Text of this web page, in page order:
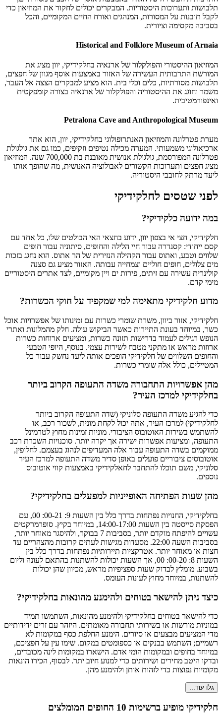
תלבושות ותערוכות היסטוריות. המבקרים יכולים לחקור את המוזיאון כדי
לקבל תובנות על המסורות, המנהגים ואורח החיים המקומיים, והכל
בסביבה מקסימה וציורית.
Historical and Folklore Museum of Arnaia
המוזיאון ההיסטורי והפולקלור של ארנאיה בחלקידיקי, יוון מציג את
המורשת התרבותית העשירה של האזור באמצעות אוסף מגוון של חפצים,
תלבושות מסורתיות, כלים וכלי בית. הוא מציע למבקרים הצצה אל העבר,
משמר וחוגג את ההיסטוריה והפולקלור של ארנאיה בצורה קומפקטית
ואינפורמטיבית.
Petralona Cave and Anthropological Museum
מערת פטרלונה והמוזיאון האנתרופולוגי בחלקידיקי, יוון, הוא אתר
ארכיאולוגי משמעותי. המערה מכילה נטיפים וזקיפים, כמו גם את גולגולת
פטרלונה המפורסמת, גולגולת אנושית מאובנת בת 700,000 שנה. המוזיאון
מציג חפצים ותערוכות הקשורים לאבולוציה האנושית, מה שהופך אותו
ליעד מרתק לחובבי היסטוריה.
לפני שטסים לחלקידיקי
במה ידועה כלקידיקי?
חלקידיקי, חצי אי בצפון יוון, ידוע בחצאי האי הבולטים שלו, כל אחד עם
קסם ייחודי: קסנדרה עבור חיי הלילה והחופים, סיתוניה עבור חופים
שלווים וטבע, ואתוס עבור הקהילה הנזירית של הר אתוס. הוא נחגג בזכות
מים צלולים, חופים חוליים וצמחייה עבותה. האזור מציע גם סצנה
קולינרית עשירה עם זיתים, פירות ים ויין מקומיים, לצד אתרים היסטוריים
מימי קדם.
מדוע חלקידיקי מתאימה למי שמקפיד על חוקי הכשרות?
חלקידיקי, אזור ביוון, משרת שומרי כשרות עם זמינותו של אפשרויות אוכל
כשר, במיוחד בעונת התיירות כאשר הביקוש עולה. חלק מהמלונות ואתרי
הנופש רגילים לעמוד בדרישות תזונה כשרות, ומציעים ארוחות כשרות
ארוזות מראש או מתקני מטבח לשירות עצמי. בנוסף, היופי הטבעי
והחופים השלווים של חלקידיקי הופכים אותה ליעד נחשק עבור כל
המטיילים, כולל אלה שומרי כשרות.
מהן אפשרויות התחבורה משדה התעופה הקרוב ביותר
בחלקידיקי למרכז העיר?
כדי להגיע משדה התעופה סלוניקי (שדה התעופה הקרוב ביותר
לחלקידיקי) למרכז העיר, אתה יכול לקחת מונית, לשכור רכב, או
להשתמש בשירות האוטובוס הציבורי. מוניות זמינות מחוץ לטרמינל
התעופה, ומציעות אפשרות ישירה אך יקרה יותר. סוכנויות השכרת רכב
ממוקמים בשדה התעופה עבור אלה המעדיפים לנהוג בעצמם. לחלופין,
אוטובוסים ציבוריים פועלים באופן סדיר משדה התעופה למרכז העיר
סלוניקי, משם תוכלו להתחבר לחאלקידיקי באמצעות קווי אוטובוס
נוספים.
מהן שעות הפתיחה האופייניות למפעלים בחלקידיקי?
בחלקידיקי, החנויות נפתחות בדרך כלל בין השעות 9: 00-21: 00, עם
הפסקת סייסטה בין השעות 14:00-17:00, במיוחד בקיץ. סופרמרקטים
עשויים להיפתח מוקדם יותר, בסביבות 7 בבוקר, ולהיסגר מאוחר יותר,
בסביבות השעה 22:00. מסעדות מגישות לעתים קרובות מהצהריים עד
חצות או מאוחר יותר. אטרקציות תיירותיות נפתחות בדרך כלל בין
השעות 8: 00-20: 00, אך השעות יכולות להשתנות בהתאם לעונה וליום
בשבוע. מומלץ לבדוק שעות ספציפיות מראש, מכיוון שהן יכולות
להשתנות, במיוחד מחוץ לעונות העומס.
כיצד ניתן להישאר בטוחים ולהימנע מהונאות בחלקידיקי?
כדי להישאר בטוחים בחלקידיקי ולהימנע מהונאות, השתמשו תמיד
במוניות מורשות או בשירותי תחבורה מאומתים. היזהר עם זרים ידידותיים
מדי המציעים מבצעים או סיורים. הימנע החלפת כסף במקומות לא
רשמיים; השתמש בבנקים או כספומטים במקום. שימו עין על חפציכם,
במיוחד בחופים ובמקומות הומי אדם. הישארו במקומות לינה מכובדים,
ובדקו היטב מחירים ושירותים כדי למנוע חיוב יתר. לבסוף, הכירו הונאות
מקומיות נפוצות כדי לזהות אותן ולהימנע מהן.
גלו עוד...
חלקידיקי מופיע ברשימות 10 החופים המומלצים